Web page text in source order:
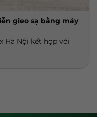
gieo sạ bằng máy
Hà Nội kết hợp với